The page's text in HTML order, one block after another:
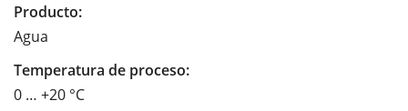
Producto:
Agua
Temperatura de proceso:
0 … +20 °C